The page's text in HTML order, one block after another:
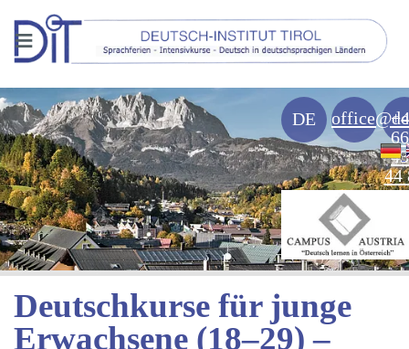
≡
44
DE
Deutschkurse für junge
Erwachsene (18–29) –